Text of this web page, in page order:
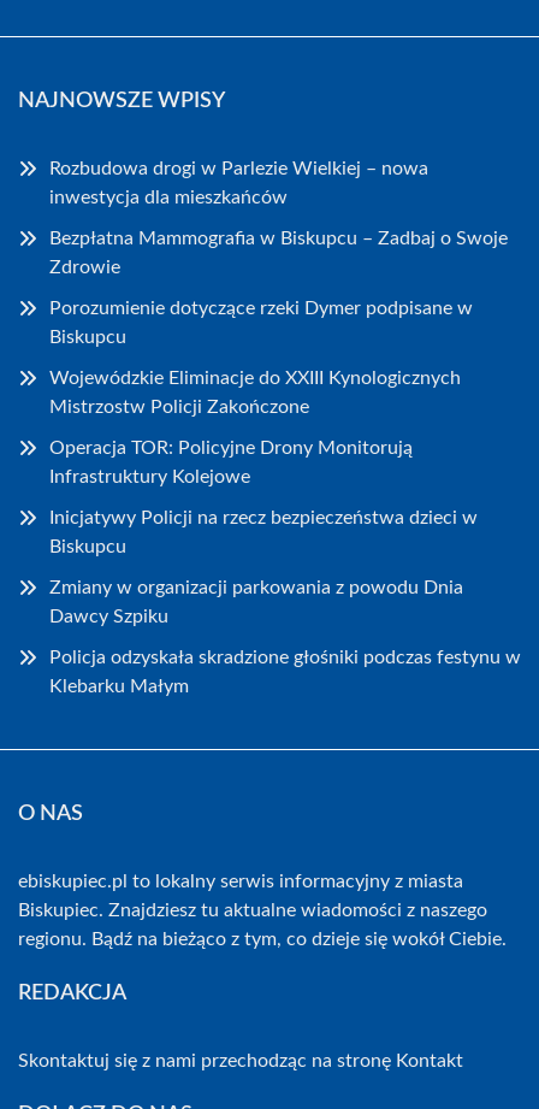
NAJNOWSZE WPISY
Rozbudowa drogi w Parlezie Wielkiej – nowa
inwestycja dla mieszkańców
Bezpłatna Mammografia w Biskupcu – Zadbaj o Swoje
Zdrowie
Porozumienie dotyczące rzeki Dymer podpisane w
Biskupcu
Wojewódzkie Eliminacje do XXIII Kynologicznych
Mistrzostw Policji Zakończone
Operacja TOR: Policyjne Drony Monitorują
Infrastruktury Kolejowe
Inicjatywy Policji na rzecz bezpieczeństwa dzieci w
Biskupcu
Zmiany w organizacji parkowania z powodu Dnia
Dawcy Szpiku
Policja odzyskała skradzione głośniki podczas festynu w
Klebarku Małym
O NAS
ebiskupiec.pl to lokalny serwis informacyjny z miasta
Biskupiec. Znajdziesz tu aktualne wiadomości z naszego
regionu. Bądź na bieżąco z tym, co dzieje się wokół Ciebie.
REDAKCJA
Skontaktuj się z nami przechodząc na stronę Kontakt